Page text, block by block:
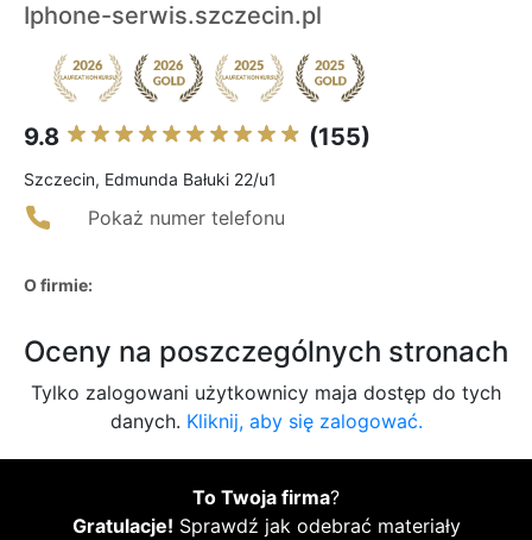
Iphone-serwis.szczecin.pl
9.8 (155)
Szczecin, Edmunda Bałuki 22/u1
Pokaż numer telefonu
O firmie:
Oceny na poszczególnych stronach
Tylko zalogowani użytkownicy maja dostęp do tych
danych. Kliknij, aby się zalogować.
To Twoja firma?
Gratulacje! Sprawdź jak odebrać materiały